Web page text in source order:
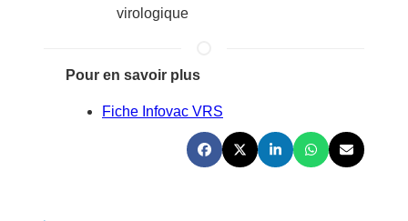
virologique
Pour en savoir plus
Fiche Infovac VRS